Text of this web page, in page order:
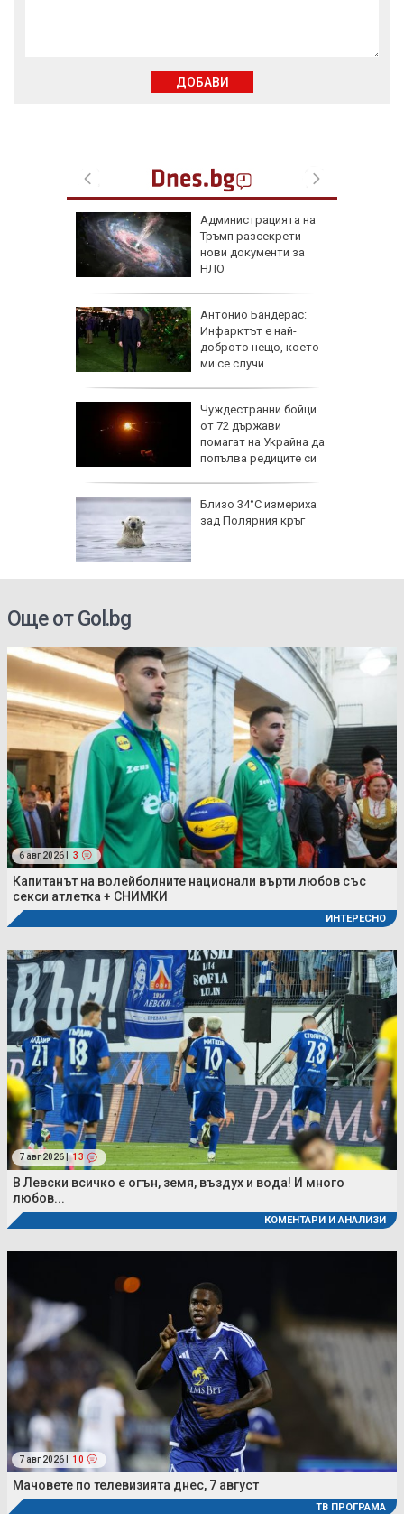
Администрацията на
Тръмп разсекрети
нови документи за
НЛО
Антонио Бандерас:
Инфарктът е най-
доброто нещо, което
ми се случи
Чуждестранни бойци
от 72 държави
помагат на Украйна да
попълва редиците си
Близо 34°C измериха
зад Полярния кръг
ДОБАВИ
Още от Gol.bg
6 авг 2026 | 3
Капитанът на волейболните национали върти любов със
секси атлетка + СНИМКИ
ИНТЕРЕСНО
7 авг 2026 | 13
В Левски всичко е огън, земя, въздух и вода! И много
любов...
КОМЕНТАРИ И АНАЛИЗИ
7 авг 2026 | 10
Мачовете по телевизията днес, 7 август
ТВ ПРОГРАМА